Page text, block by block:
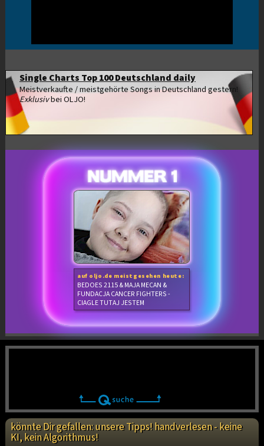
Single Charts Top 100 Deutschland daily
Meistverkaufte / meistgehörte Songs in Deutschland gestern!
Exklusivbei OLJO!
auf oljo.de meistgesehen heute:
BEDOES 2115 & MAJA MECAN &
FUNDACJA CANCER FIGHTERS -
CIAGLE TUTAJ JESTEM
könnte Dir gefallen: unsere Tipps! handverlesen - keine
KI, kein Algorithmus!